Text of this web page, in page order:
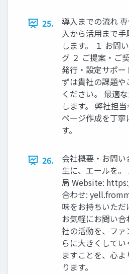
25.
導入までの流れ
入から活用まで
します。 １ お問
グ ２ ご提案・ご
発行・設定サポー
ずは貴社の課題
ください。 最適
します。 弊社担
ページ作成を丁寧
す。
26.
会社概要・お問い
生に、エールを
局 Website:
合わせ:
味をお持ちいた
お気軽にお問い
社の活動を、ファ
らに大きくして
ますことを、心
ります。